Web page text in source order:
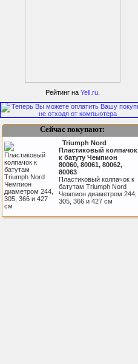
SportLife
Как заставить женщину
заниматся спортом?
Рейтинг на Yell.ru
Сейчас покупают:
Triumph Nord
Пластиковый колпачок
к батуту Чемпион
80060, 80061, 80062,
80063
Пластиковый колпачок к
батутам Triumph Nord
Чемпион диаметром 244,
305, 366 и 427 см